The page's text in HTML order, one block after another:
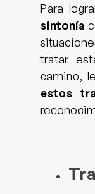
Para
sintonía
tratar
camino,
estos